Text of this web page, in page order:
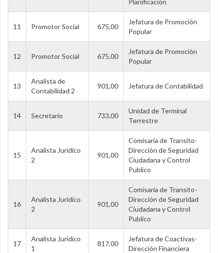
Planificación
11 Promotor Social 675,00
Jefatura de Promoción
Popular
12 Promotor Social 675,00
Jefatura de Promoción
Popular
13
Analista de
Contabilidad 2
901,00 Jefatura de Contabilidad
14 Secretario 733,00
Unidad de Terminal
Terrestre
15
Analista Jurídico
2
901,00
Comisaria de Transito-
Dirección de Seguridad
Ciudadana y Control
Publico
16
Analista Jurídico
2
901,00
Comisaria de Transito-
Dirección de Seguridad
Ciudadana y Control
Publico
17
Analista Jurídico
1
817,00
Jefatura de Coactivas-
Dirección Financiera